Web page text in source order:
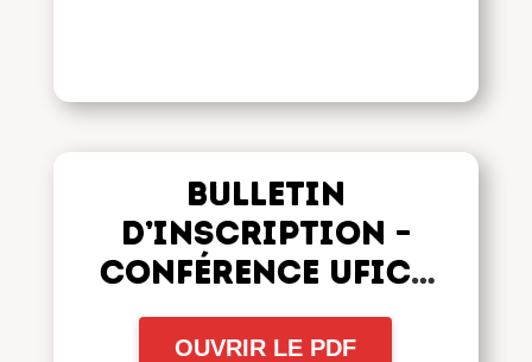
Bulletin
d’inscription –
Conférence UFICT
2019
OUVRIR LE PDF